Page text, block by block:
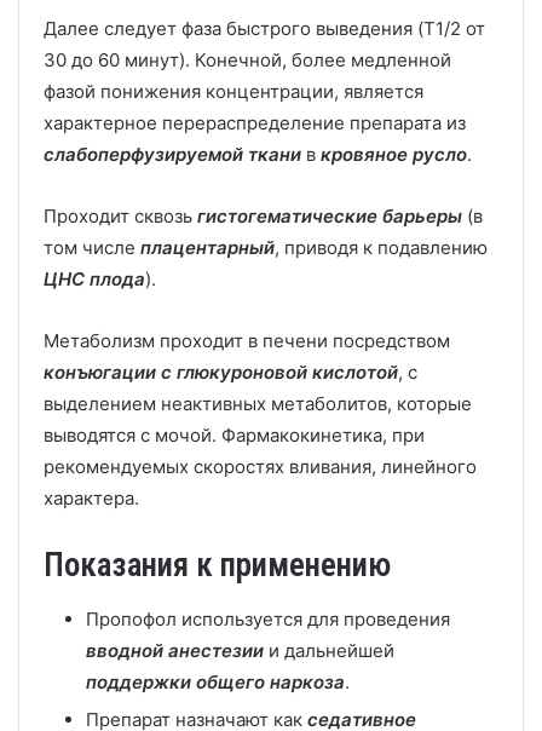
Далее следует фаза быстрого выведения (T1/2 от
30 до 60 минут). Конечной, более медленной
фазой понижения концентрации, является
характерное перераспределение препарата из
слабоперфузируемой ткани в кровяное русло.
Проходит сквозь гистогематические барьеры (в
том числе плацентарный, приводя к подавлению
ЦНС плода).
Метаболизм проходит в печени посредством
конъюгации с глюкуроновой кислотой, с
выделением неактивных метаболитов, которые
выводятся с мочой. Фармакокинетика, при
рекомендуемых скоростях вливания, линейного
характера.
Показания к применению
Пропофол используется для проведения
вводной анестезии и дальнейшей
поддержки общего наркоза.
Препарат назначают как седативное